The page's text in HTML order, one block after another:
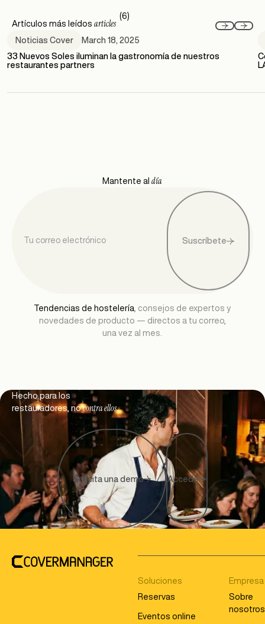
Artículos más leídos articles
(6)
Noticias Cover
March 18, 2025
33 Nuevos Soles iluminan la gastronomía de nuestros
restaurantes partners
Mantente aldía
Suscríbete
Tendencias de hostelería , consejos de expertos y
novedades de producto — directos a tu correo,
una vez al mes.
Footer
Hecho para los
restauradores, nocontra ellos
Solicita una demo Accede
Soluciones
Reservas
Eventos online
Empresa
Sobre
nosotros